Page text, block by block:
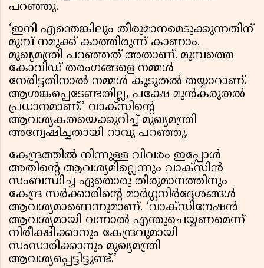
പറഞ്ഞു.
‘ഇനി എന്തെങ്കിലും തീരുമാനമെടുക്കുന്നതിന്
മുമ്പ് നമുക്ക് കാത്തിരുന്ന് കാണാം.
മുഖ്യമന്ത്രി പറഞ്ഞത് അതാണ്. മുമ്പത്തെ
കോവിഡ് തരംഗങ്ങളെ നമ്മൾ
നേരിട്ടതിനാൽ നമ്മൾ കൂടുതൽ തയ്യാറാണ്.
ആശങ്കപ്പെടേണ്ടതില്ല, പക്ഷേ മുൻകരുതൽ
പ്രധാനമാണ്.’ വാക്സിന്റെ
ആവശ്യകതയെക്കുറിച്ച് മുഖ്യമന്ത്രി
അന്വേഷിച്ചതായി റാവു പറഞ്ഞു.
കേന്ദ്രത്തിൽ നിന്നുള്ള വിവരം ഇപ്പോൾ
അതിന്റെ ആവശ്യമില്ലെന്നും വാക്സിൻ
സംബന്ധിച്ച ഏതൊരു തീരുമാനത്തിനും
കേന്ദ്ര സർക്കാരിന്റെ മാർഗ്ഗനിർദ്ദേശങ്ങൾ
ആവശ്യമാണെന്നുമാണ്. ‘വാക്സിനേഷൻ
ആവശ്യമായി വന്നാൽ എന്തുചെയ്യണമെന്ന്
നിരീക്ഷിക്കാനും കേന്ദ്രവുമായി
സംസാരിക്കാനും മുഖ്യമന്ത്രി
ആവശ്യപ്പെട്ടിട്ടുണ്ട്.’